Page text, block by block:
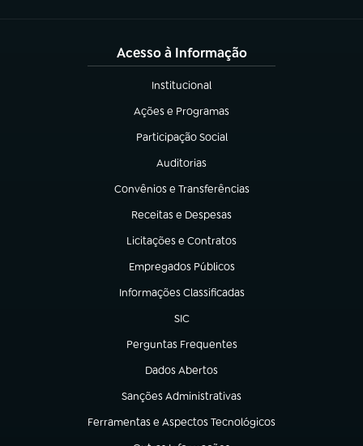
Acesso à Informação
Institucional
(abre em nova aba)
Ações e Programas
(abre em nova aba)
Participação Social
(abre em nova aba)
Auditorias
(abre em nova aba)
Convênios e Transferências
(abre em nova aba)
Receitas e Despesas
(abre em nova aba)
Licitações e Contratos
(abre em nova aba)
Empregados Públicos
(abre em nova aba)
Informações Classificadas
(abre em nova aba)
SIC
(abre em nova aba)
Perguntas Frequentes
(abre em nova aba)
Dados Abertos
(abre em nova aba)
Sanções Administrativas
(abre em nova aba)
Ferramentas e Aspectos Tecnológicos
(abre em nova aba)